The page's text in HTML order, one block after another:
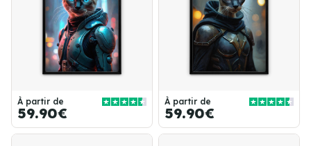
À partir de
59.90€
À partir de
59.90€